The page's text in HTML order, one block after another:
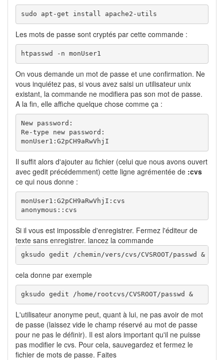
sudo apt-get install apache2-utils
Les mots de passe sont cryptés par cette commande :
htpasswd -n monUser1
On vous demande un mot de passe et une confirmation. Ne
vous inquiétez pas, si vous avez saisi un utilisateur unix
existant, la commande ne modifiera pas son mot de passe.
A la fin, elle affiche quelque chose comme ça :
New password:
Re-type new password:
monUser1:G2pCH9aRwVhjI
Il suffit alors d'ajouter au fichier (celui que nous avons ouvert
avec gedit précédemment) cette ligne agrémentée de :cvs
ce qui nous donne :
monUser1:G2pCH9aRwVhjI:cvs
anonymous::cvs
Si il vous est impossible d'enregistrer. Fermez l'éditeur de
texte sans enregistrer. lancez la commande
gksudo gedit /chemin/vers/cvs/CVSROOT/passwd &
cela donne par exemple
gksudo gedit /home/rootcvs/CVSROOT/passwd &
L'utilisateur anonyme peut, quant à lui, ne pas avoir de mot
de passe (laissez vide le champ réservé au mot de passe
pour ne pas le définir). Il est alors important qu'il ne puisse
pas modifier le cvs. Pour cela, sauvegardez et fermez le
fichier de mots de passe. Faites